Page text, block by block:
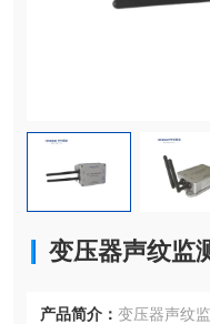
变压器声纹监
产品简介： 变压器声纹